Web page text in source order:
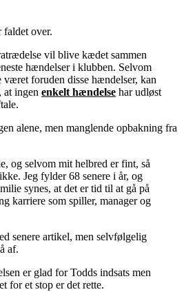
faldet over.
vil blive kædet sammen
hændelser i klubben. Selvom
været foruden disse hændelser, kan
ingen enkelt hændelse har udløst
alene, men manglende opbakning fra
og selvom mit helbred er fint, så
Jeg fylder 68 senere i år, og
synes, at det er tid til at gå på
karriere som spiller, manager og
senere artikel, men selvfølgelig
af.
er glad for Todds indsats men
for et stop er det rette.